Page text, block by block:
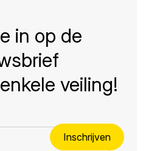
in op de
veiling!
Inschrijven